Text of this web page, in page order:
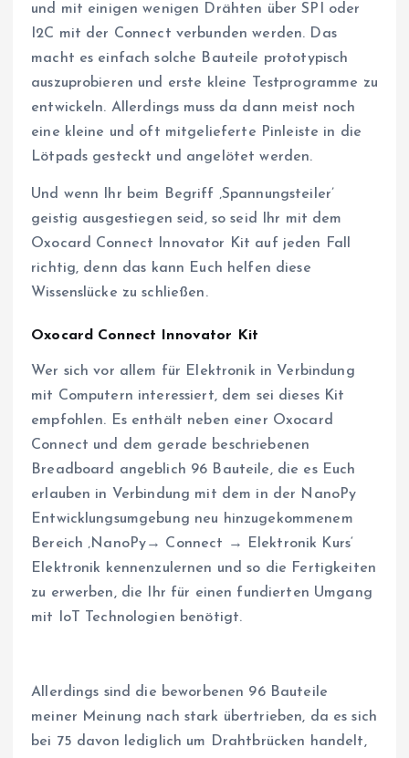
und mit einigen wenigen Drähten über SPI oder
I2C mit der Connect verbunden werden. Das
macht es einfach solche Bauteile prototypisch
auszuprobieren und erste kleine Testprogramme zu
entwickeln. Allerdings muss da dann meist noch
eine kleine und oft mitgelieferte Pinleiste in die
Lötpads gesteckt und angelötet werden.
Und wenn Ihr beim Begriff ‚Spannungsteiler’
geistig ausgestiegen seid, so seid Ihr mit dem
Oxocard Connect Innovator Kit auf jeden Fall
richtig, denn das kann Euch helfen diese
Wissenslücke zu schließen.
Oxocard Connect Innovator Kit
Wer sich vor allem für Elektronik in Verbindung
mit Computern interessiert, dem sei dieses Kit
empfohlen. Es enthält neben einer Oxocard
Connect und dem gerade beschriebenen
Breadboard angeblich 96 Bauteile, die es Euch
erlauben in Verbindung mit dem in der NanoPy
Entwicklungsumgebung neu hinzugekommenem
Bereich ‚NanoPy→ Connect → Elektronik Kurs‘
Elektronik kennenzulernen und so die Fertigkeiten
zu erwerben, die Ihr für einen fundierten Umgang
mit IoT Technologien benötigt.
Allerdings sind die beworbenen 96 Bauteile
meiner Meinung nach stark übertrieben, da es sich
bei 75 davon lediglich um Drahtbrücken handelt,